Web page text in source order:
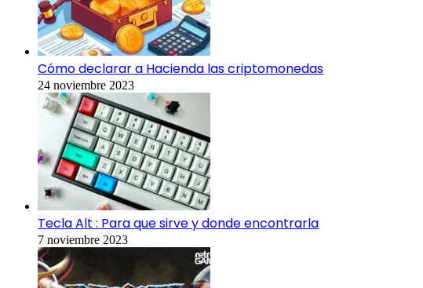
Cómo declarar a Hacienda las criptomonedas
24 noviembre 2023
Tecla Alt : Para que sirve y donde encontrarla
7 noviembre 2023